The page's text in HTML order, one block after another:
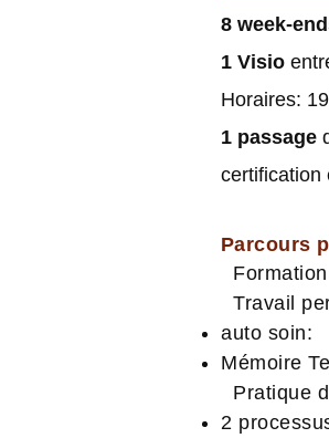
8 week-
1 Visio
Horaires:
1 passage
certification
Parcours
Travail
auto soin:
Mémoire
Pratique
2